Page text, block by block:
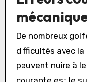
De nombreux
difficultés avec la
peuvent nuire à